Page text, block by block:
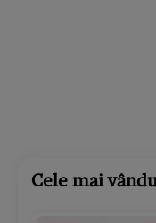
Cele mai